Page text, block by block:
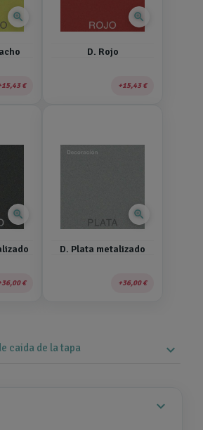
zoom_in
15,43 €
zoom_in
D. Rojo
15,43 €
zoom_in
36,00 €
zoom_in
D. Plata metalizado
36,00 €
caida de la tapa expand_more
expand_more